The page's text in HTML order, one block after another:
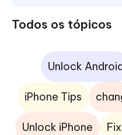
Todos os tópicos
Unlock
iPhone Tips
Unlock iPhone